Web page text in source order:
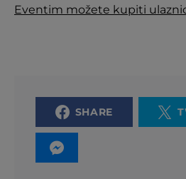
Eventim možete kupiti
SHARE